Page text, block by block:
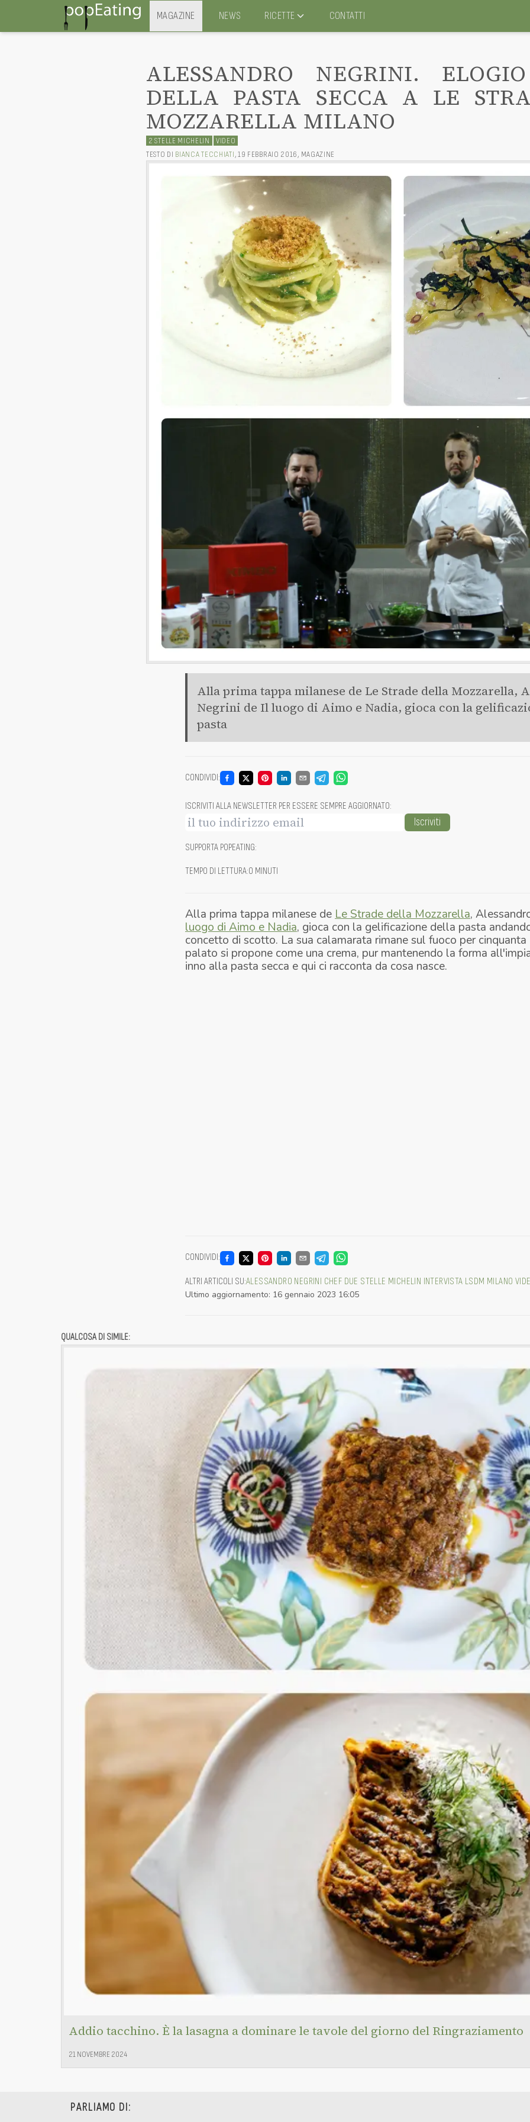
MAGAZINE NEWS RICETTE CONTATTI
ALESSANDRO NEGRINI.
DELLA PASTA SECCA A LE
MOZZARELLA MILANO
2 STELLE MICHELIN
VIDEO
TESTO DI BIANCA TECCHIATI,19 FEBBRAIO 2016, MAGAZINE
Alla prima tappa milanese de Le Strade della Mozzarella,
Negrini de Il luogo di Aimo e Nadia, gioca con la
pasta
CONDIVIDI:
ISCRIVITI ALLA NEWSLETTER PER ESSERE SEMPRE AGGIORNATO:
Iscriviti
SUPPORTA POPEATING:
TEMPO DI LETTURA:0 MINUTI
Alla prima tappa milanese deLe Strade della Mozzarella,
luogo di Aimo e Nadia, gioca con la gelificazione della pasta
concetto di scotto. La sua calamarata rimane sul fuoco per
palato si propone come una crema, pur mantenendo la forma
inno alla pasta secca e qui ci racconta da cosa nasce.
CONDIVIDI:
ALTRI ARTICOLI SU:ALESSANDRO NEGRINI CHEF DUE STELLE MICHELIN INTERVISTA LSDM MILANO
Ultimo aggiornamento: 16 gennaio 2023 16:05
QUALCOSA DI SIMILE:
Addio tacchino. È la lasagna a dominare le tavole del giorno del Ringraziamento
21 NOVEMBRE 2024
PARLIAMO DI: